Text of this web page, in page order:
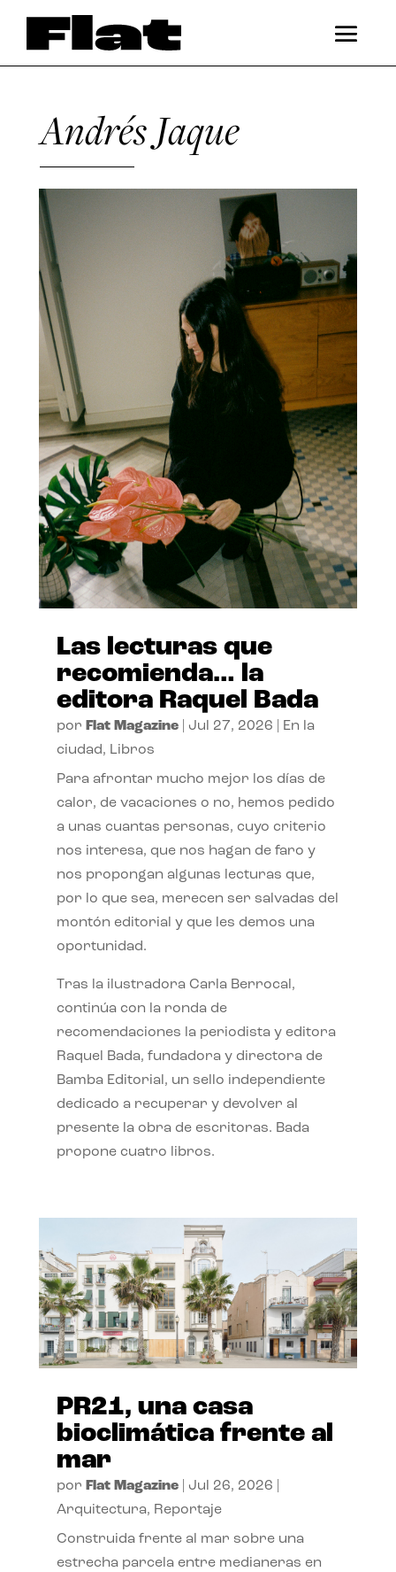
Andrés Jaque
Las lecturas que
recomienda… la
editora Raquel Bada
por Flat Magazine| Jul 27, 2026
En la
ciudad, Libros
Para afrontar mucho mejor los días de
calor, de vacaciones o no, hemos pedido
a unas cuantas personas, cuyo criterio
nos interesa, que nos hagan de faro y
nos propongan algunas lecturas que,
por lo que sea, merecen ser salvadas del
montón editorial y que les demos una
oportunidad.
Tras la ilustradora Carla Berrocal,
continúa con la ronda de
recomendaciones la periodista y editora
Raquel Bada, fundadora y directora de
Bamba Editorial, un sello independiente
dedicado a recuperar y devolver al
presente la obra de escritoras. Bada
propone cuatro libros.
PR21, una casa
bioclimática frente al
mar
por Flat Magazine| Jul 26, 2026
Arquitectura, Reportaje
Construida frente al mar sobre una
estrecha parcela entre medianeras en